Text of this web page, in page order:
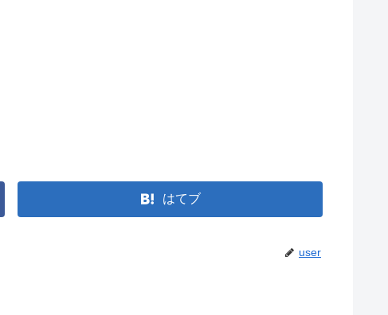
はてブ
user